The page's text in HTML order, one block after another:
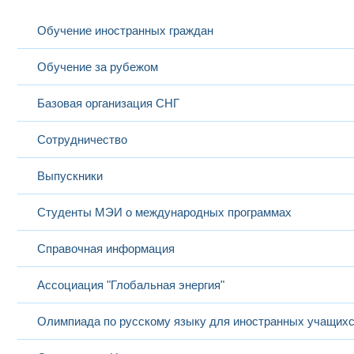
Обучение иностранных граждан
Обучение за рубежом
Базовая организация СНГ
Сотрудничество
Выпускники
Студенты МЭИ о международных программах
Справочная информация
Ассоциация "Глобальная энергия"
Олимпиада по русскому языку для иностранных